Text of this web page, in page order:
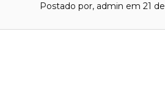
Postado por, admin em 21